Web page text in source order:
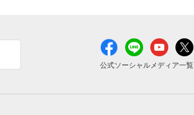
公式ソーシャルメディア一覧